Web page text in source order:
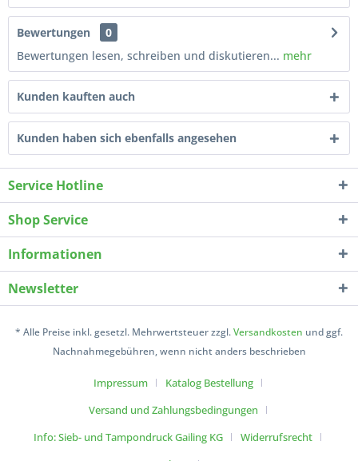
Bewertungen
0
Bewertungen lesen, schreiben und diskutieren... mehr
Kunden kauften auch
Kunden haben sich ebenfalls angesehen
Service Hotline
Shop Service
Informationen
Newsletter
* Alle Preise inkl. gesetzl. Mehrwertsteuer zzgl.Versandkosten und ggf.
Nachnahmegebühren, wenn nicht anders beschrieben
Impressum
Katalog Bestellung
Versand und Zahlungsbedingungen
Info: Sieb- und Tampondruck Gailing KG
Widerrufsrecht